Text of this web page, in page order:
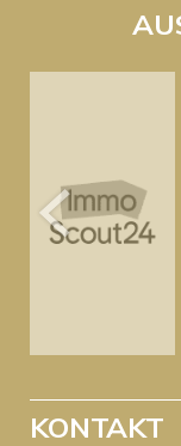
KONTAKT